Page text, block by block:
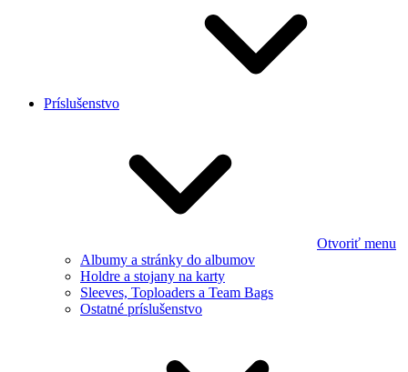
Príslušenstvo
Otvoriť menu
Albumy a stránky do albumov
Holdre a stojany na karty
Sleeves, Toploaders a Team Bags
Ostatné príslušenstvo